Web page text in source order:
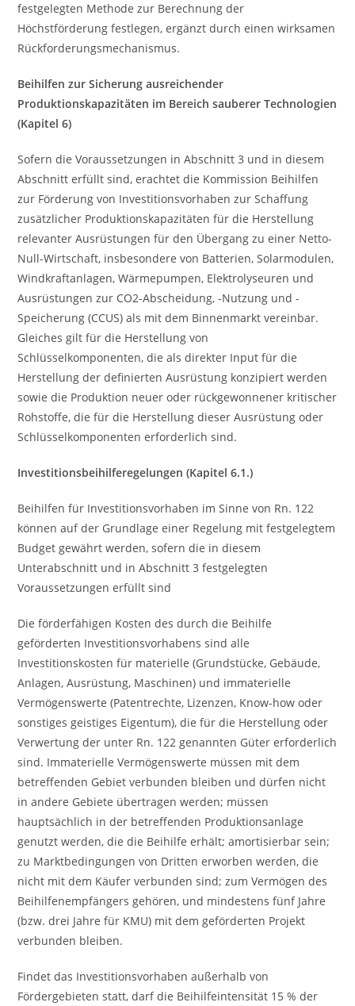
festgelegten Methode zur Berechnung der
Höchstförderung festlegen, ergänzt durch einen wirksamen
Rückforderungsmechanismus.
Beihilfen zur Sicherung ausreichender
Produktionskapazitäten im Bereich sauberer Technologien
(Kapitel 6)
Sofern die Voraussetzungen in Abschnitt 3 und in diesem
Abschnitt erfüllt sind, erachtet die Kommission Beihilfen
zur Förderung von Investitionsvorhaben zur Schaffung
zusätzlicher Produktionskapazitäten für die Herstellung
relevanter Ausrüstungen für den Übergang zu einer Netto-
Null-Wirtschaft, insbesondere von Batterien, Solarmodulen,
Windkraftanlagen, Wärmepumpen, Elektrolyseuren und
Ausrüstungen zur CO2-Abscheidung, -Nutzung und -
Speicherung (CCUS) als mit dem Binnenmarkt vereinbar.
Gleiches gilt für die Herstellung von
Schlüsselkomponenten, die als direkter Input für die
Herstellung der definierten Ausrüstung konzipiert werden
sowie die Produktion neuer oder rückgewonnener kritischer
Rohstoffe, die für die Herstellung dieser Ausrüstung oder
Schlüsselkomponenten erforderlich sind.
Investitionsbeihilferegelungen (Kapitel 6.1.)
Beihilfen für Investitionsvorhaben im Sinne von Rn. 122
können auf der Grundlage einer Regelung mit festgelegtem
Budget gewährt werden, sofern die in diesem
Unterabschnitt und in Abschnitt 3 festgelegten
Voraussetzungen erfüllt sind
Die förderfähigen Kosten des durch die Beihilfe
geförderten Investitionsvorhabens sind alle
Investitionskosten für materielle (Grundstücke, Gebäude,
Anlagen, Ausrüstung, Maschinen) und immaterielle
Vermögenswerte (Patentrechte, Lizenzen, Know-how oder
sonstiges geistiges Eigentum), die für die Herstellung oder
Verwertung der unter Rn. 122 genannten Güter erforderlich
sind. Immaterielle Vermögenswerte müssen mit dem
betreffenden Gebiet verbunden bleiben und dürfen nicht
in andere Gebiete übertragen werden; müssen
hauptsächlich in der betreffenden Produktionsanlage
genutzt werden, die die Beihilfe erhält; amortisierbar sein;
zu Marktbedingungen von Dritten erworben werden, die
nicht mit dem Käufer verbunden sind; zum Vermögen des
Beihilfenempfängers gehören, und mindestens fünf Jahre
(bzw. drei Jahre für KMU) mit dem geförderten Projekt
verbunden bleiben.
Findet das Investitionsvorhaben außerhalb von
Fördergebieten statt, darf die Beihilfeintensität 15 % der